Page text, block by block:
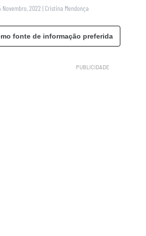
Novembro, 2022 | Cristina Mendonça
fonte de informação preferida